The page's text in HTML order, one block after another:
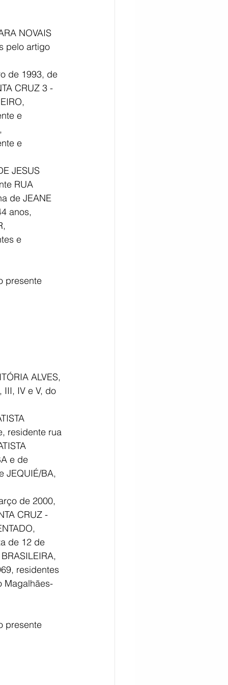
NOVAIS
pelo artigo
de 1993, de
CRUZ 3 -
e
e
JESUS
RUA
de JEANE
anos,
e
presente
ALVES,
IV e V, do
residente rua
e de
JEQUIÉ/BA,
de 2000,
CRUZ -
de 12 de
residentes
Magalhães-
presente